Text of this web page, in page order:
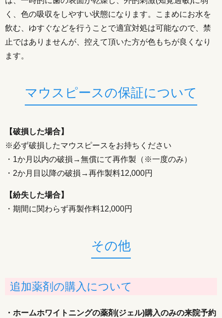
く、色の吸収をしやすい状態になります。こまめにお水を
飲む、ゆすぐなどを行うことで適宜対処は可能なので、禁
止ではありませんが、控えて頂いた方が色もちが良くなり
ます。
マウスピースの保証について
【破損した場合】
※必ず破損したマウスピースをお持ちください
・1か月以内の破損→無償にて再作製（※一度のみ）
・2か月目以降の破損→再作製料12,000円
【紛失した場合】
・期間に関わらず再製作料12,000円
その他
追加薬剤の購入について
・ホームホワイトニングの薬剤(ジェル)購入のみの来院予約